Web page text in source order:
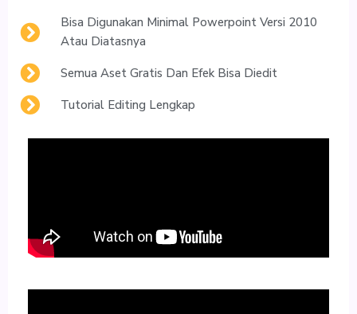
Bisa Digunakan Minimal Powerpoint Versi 2010
Atau Diatasnya
Semua Aset Gratis Dan Efek Bisa Diedit
Tutorial Editing Lengkap